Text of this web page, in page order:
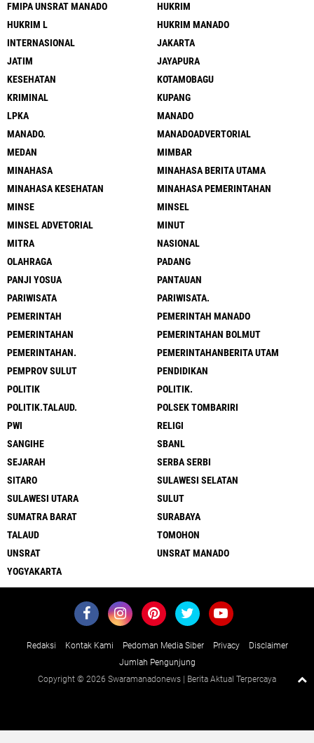
FMIPA UNSRAT MANADO
HUKRIM
HUKRIM L
HUKRIM MANADO
INTERNASIONAL
JAKARTA
JATIM
JAYAPURA
KESEHATAN
KOTAMOBAGU
KRIMINAL
KUPANG
LPKA
MANADO
MANADO.
MANADOADVERTORIAL
MEDAN
MIMBAR
MINAHASA
MINAHASA BERITA UTAMA
MINAHASA KESEHATAN
MINAHASA PEMERINTAHAN
MINSE
MINSEL
MINSEL ADVETORIAL
MINUT
MITRA
NASIONAL
OLAHRAGA
PADANG
PANJI YOSUA
PANTAUAN
PARIWISATA
PARIWISATA.
PEMERINTAH
PEMERINTAH MANADO
PEMERINTAHAN
PEMERINTAHAN BOLMUT
PEMERINTAHAN.
PEMERINTAHANBERITA UTAM
PEMPROV SULUT
PENDIDIKAN
POLITIK
POLITIK.
POLITIK.TALAUD.
POLSEK TOMBARIRI
PWI
RELIGI
SANGIHE
SBANL
SEJARAH
SERBA SERBI
SITARO
SULAWESI SELATAN
SULAWESI UTARA
SULUT
SUMATRA BARAT
SURABAYA
TALAUD
TOMOHON
UNSRAT
UNSRAT MANADO
YOGYAKARTA
Redaksi Kontak Kami Pedoman Media Siber Privacy
Disclaimer
Jumlah Pengunjung
Copyright © 2026 Swaramanadonews | Berita Aktual Terpercaya